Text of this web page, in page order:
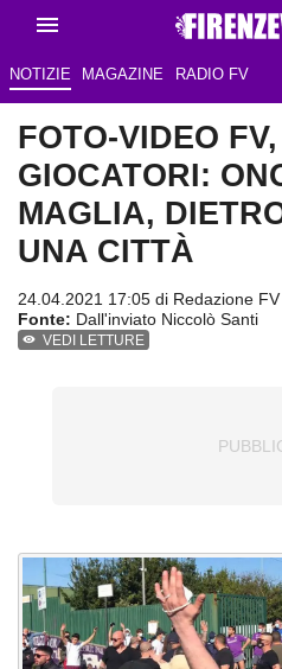
NOTIZIE MAGAZINE RADIO FV
FOTO-VIDEO
GIOCATORI:
MAGLIA,
UNA CITTÀ
24.04.2021 17:05 di Redazione FV
Fonte: Dall'inviato Niccolò Santi
VEDI LETTURE